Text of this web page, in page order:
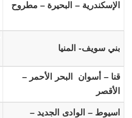
الإسكندرية – البحيرة – مطروح
بني سويف- المنيا
قنا – أسوان البحر الأحمر –
الأقصر
اسيوط – الوادى الجديد –